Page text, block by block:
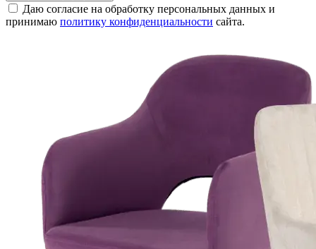
Даю согласие на обработку персональных данных и
принимаю политику конфиденциальности сайта.